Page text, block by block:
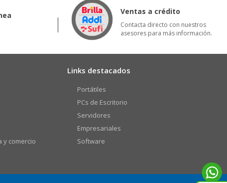
Ventas a crédito
Contacta directo con nuestros
asesores para más información.
y comercio
Links destacados
Portátiles
PCs de Escritorio
Servidores
Empresariales
Software